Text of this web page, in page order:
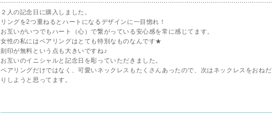
２人の記念日に購入しました。
リングを2つ重ねるとハートになるデザインに一目惚れ！
お互いがいつでもハート（心）で繋がっている安心感を常に感じてます。
女性の私にはペアリングはとても特別なものなんです★
刻印が無料という点も大きいですね♪
お互いのイニシャルと記念日を彫っていただきました。
ペアリングだけではなく、可愛いネックレスもたくさんあったので、次はネックレスをおねだ
りしようと思ってます。